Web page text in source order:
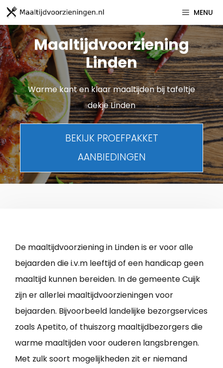
Spring
naar
inhoud
MENU
Maaltijdvoorziening
Linden
Warme kant en klaar maaltijden bij tafeltje
dekje Linden
BEKIJK PROEFPAKKET
AANBIEDINGEN
De maaltijdvoorziening in Linden is er voor alle
bejaarden die i.v.m leeftijd of een handicap geen
maaltijd kunnen bereiden. In de gemeente Cuijk
zijn er allerlei maaltijdvoorzieningen voor
bejaarden. Bijvoorbeeld landelijke bezorgservices
zoals Apetito, of thuiszorg maaltijdbezorgers die
warme maaltijden voor ouderen langsbrengen.
Met zulk soort mogelijkheden zit er niemand